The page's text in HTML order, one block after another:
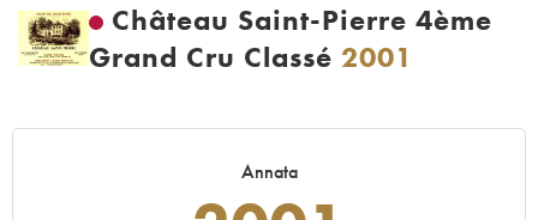
Château Saint-Pierre 4ème
Grand Cru Classé 2001
Annata